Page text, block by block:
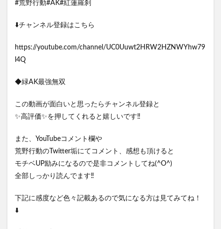
#荒野行動#AK#紅蓮羅刹
⬇️チャンネル登録はこちら
https://youtube.com/channel/UC0Uuwt2HRW2HZNWYhw79
l4Q
◆緑AK最強無双
この動画が面白いと思ったらチャンネル登録と
✨高評価✨を押してくれると嬉しいです‼︎
また、YouTubeコメント欄や
荒野行動のTwitter垢にてコメント、感想も頂けると
モチベUP励みになるので是非コメントしてね(^O^)
全部しっかり読んでます‼️
下記に感度など色々記載あるので気になる方は見てみてね！
⬇️